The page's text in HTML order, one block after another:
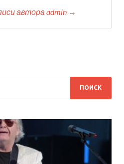
автора admin →